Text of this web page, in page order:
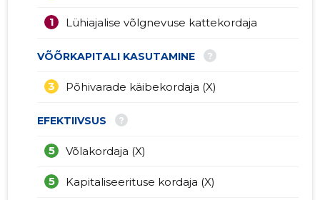
Lühiajalise võlgnevuse kattekordaja
1
VÕÕRKAPITALI KASUTAMINE ?
Põhivarade käibekordaja (X)
3
EFEKTIIVSUS ?
Võlakordaja (X)
5
Kapitaliseerituse kordaja (X)
5